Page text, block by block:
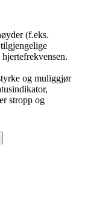
(f.eks.
og muliggjør
stropp og